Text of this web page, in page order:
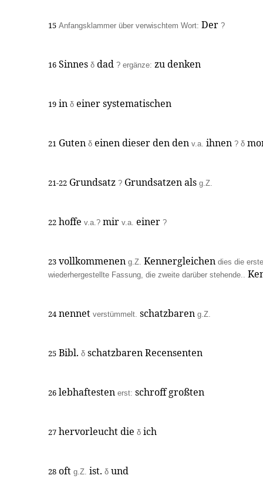
15 Anfangsklammer über verwischtem Wort: Der ?
16 Sinnes δ dad ? ergänze: zu denken
19 in δ einer systematischen
21 Guten δ einen dieser den den v.a. ihnen ? δ
21-22 Grundsatz ? Grundsatzen als g.Z.
22 hoffe v.a.? mir v.a. einer ?
23 vollkommenen g.Z. Kennergleichen dies die
wiederhergestellte Fassung, die zweite darüber stehende..
24 nennet verstümmelt. schatzbaren g.Z.
25 Bibl. δ schatzbaren Recensenten
26 lebhaftesten erst: schroff großten
27 hervorleucht die δ ich
28 oft g.Z. ist. δ und